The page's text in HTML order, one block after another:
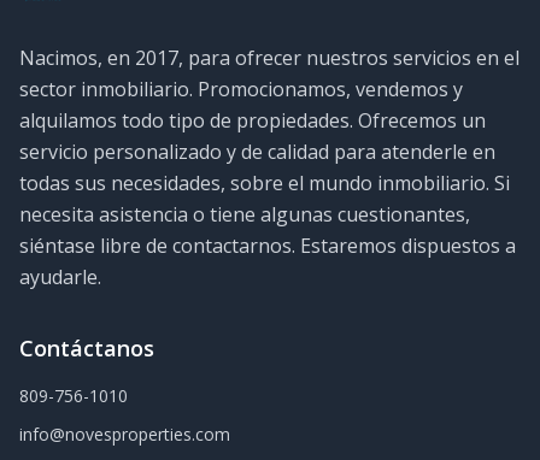
Nacimos, en 2017, para ofrecer nuestros servicios en el
sector inmobiliario. Promocionamos, vendemos y
alquilamos todo tipo de propiedades. Ofrecemos un
servicio personalizado y de calidad para atenderle en
todas sus necesidades, sobre el mundo inmobiliario. Si
necesita asistencia o tiene algunas cuestionantes,
siéntase libre de contactarnos. Estaremos dispuestos a
ayudarle.
Contáctanos
809-756-1010
info@novesproperties.com